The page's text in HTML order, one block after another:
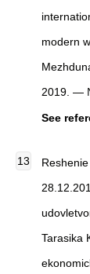
modern
2019. —
See
Tarasika